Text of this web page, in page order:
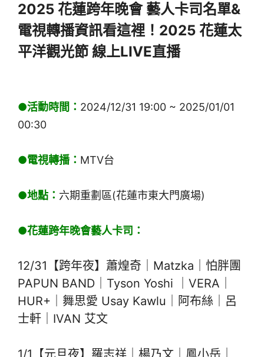
2025 花蓮跨年晚會 藝人卡司名單&
電視轉播資訊看這裡！2025 花蓮太
平洋觀光節 線上LIVE直播
●活動時間： 2024/12/31 19:00 ~ 2025/01/01
00:30
●電視轉播： MTV台
●地點： 六期重劃區(花蓮市東大門廣場)
●花蓮跨年晚會藝人卡司：
12/31【跨年夜】蕭煌奇｜Matzka｜怕胖團
PAPUN BAND｜Tyson Yoshi ｜VERA｜
HUR+｜舞思愛 Usay Kawlu｜阿布絲｜呂
士軒｜IVAN 艾文
1/1【元旦夜】羅志祥｜楊乃文｜鳳小岳｜